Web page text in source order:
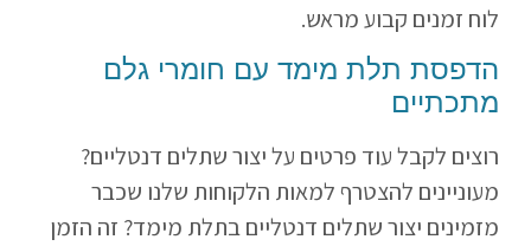
לוח זמנים קבוע מראש.
הדפסת תלת מימד עם חומרי גלם
מתכתיים
רוצים לקבל עוד פרטים על יצור שתלים דנטליים?
מעוניינים להצטרף למאות הלקוחות שלנו שכבר
מזמינים יצור שתלים דנטליים בתלת מימד? זה הזמן